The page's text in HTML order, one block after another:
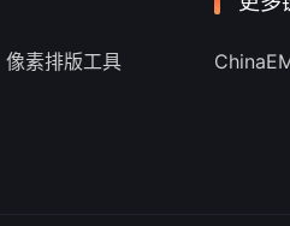
像素排版工具